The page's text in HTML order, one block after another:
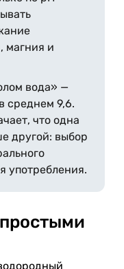
магния и
вода» —
среднем 9,6.
что одна
другой: выбор
употребления.